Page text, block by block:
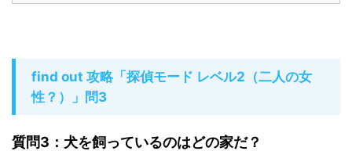
find out 攻略「探偵モード レベル2（二人の女
性？）」問3
質問3：犬を飼っているのはどの家だ？